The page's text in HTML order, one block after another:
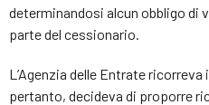
determinandosi alcun obbligo di
parte del cessionario.
L’Agenzia delle Entrate
pertanto, decideva di proporre